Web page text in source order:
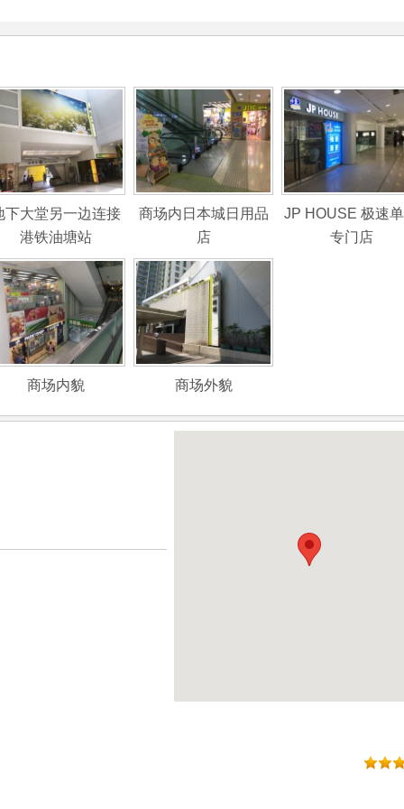
下大堂另一边连接
港铁油塘站
商场内日本城日用品
店
JP HOUSE 极速
专门店
商场内貌 商场外貌